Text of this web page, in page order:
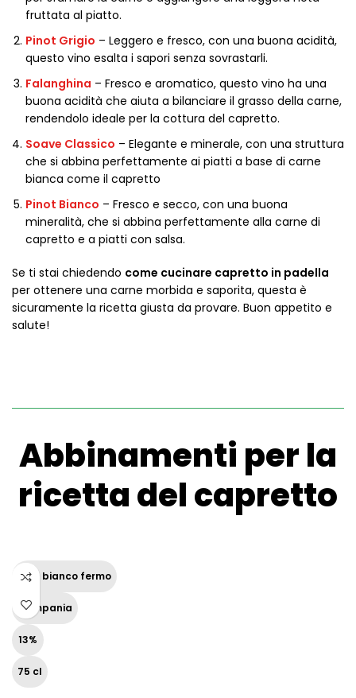
fruttata al piatto.
Pinot Grigio – Leggero e fresco, con una buona acidità,
questo vino esalta i sapori senza sovrastarli.
Falanghina – Fresco e aromatico, questo vino ha una
buona acidità che aiuta a bilanciare il grasso della carne,
rendendolo ideale per la cottura del capretto.
Soave Classico – Elegante e minerale, con una struttura
che si abbina perfettamente ai piatti a base di carne
bianca come il capretto
Pinot Bianco – Fresco e secco, con una buona
mineralità, che si abbina perfettamente alla carne di
capretto e a piatti con salsa.
Se ti stai chiedendo come cucinare capretto in padella
per ottenere una carne morbida e saporita, questa è
sicuramente la ricetta giusta da provare. Buon appetito e
salute!
Abbinamenti per la
ricetta del capretto
Vino bianco fermo
Campania
13%
75 cl